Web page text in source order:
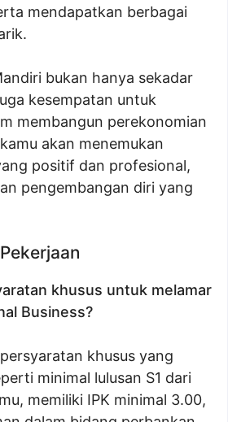
mendapatkan berbagai
bukan hanya sekadar
kesempatan untuk
membangun perekonomian
akan menemukan
positif dan profesional,
pengembangan diri yang
khusus untuk melamar
Business?
khusus yang
minimal lulusan S1 dari
memiliki IPK minimal 3.00,